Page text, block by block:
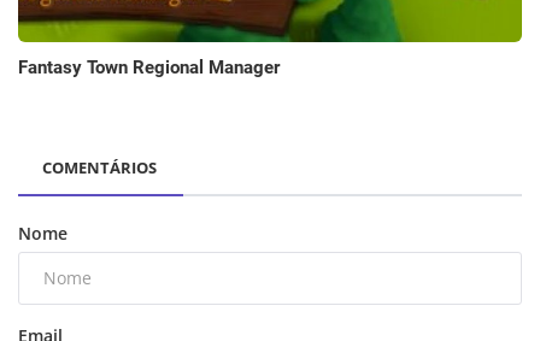
Fantasy Town Regional Manager
COMENTÁRIOS
Nome
Email